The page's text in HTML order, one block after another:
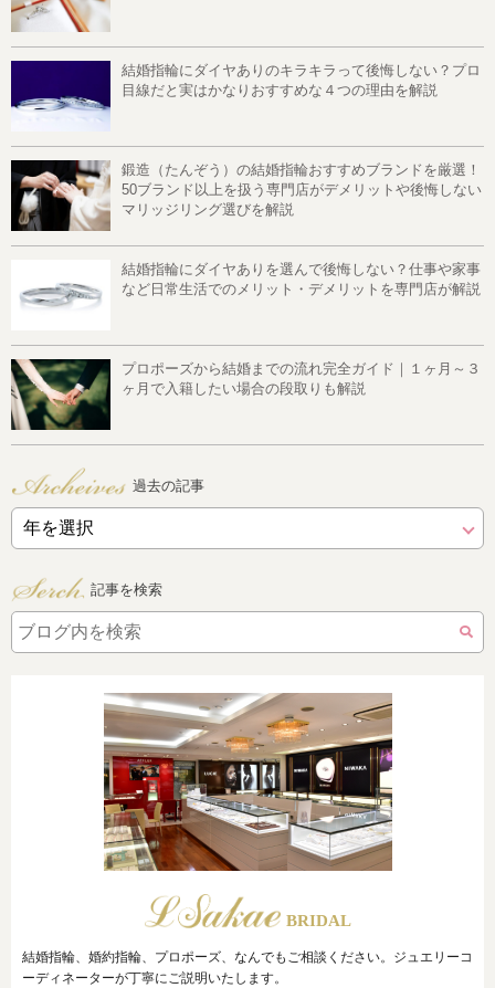
結婚指輪にダイヤありのキラキラって後悔しない？プロ
目線だと実はかなりおすすめな４つの理由を解説
鍛造（たんぞう）の結婚指輪おすすめブランドを厳選！
50ブランド以上を扱う専門店がデメリットや後悔しない
マリッジリング選びを解説
結婚指輪にダイヤありを選んで後悔しない？仕事や家事
など日常生活でのメリット・デメリットを専門店が解説
プロポーズから結婚までの流れ完全ガイド｜１ヶ月～３
ヶ月で入籍したい場合の段取りも解説
過去の記事
記事を検索
BRIDAL
結婚指輪、婚約指輪、プロポーズ、なんでもご相談ください。ジュエリーコ
ーディネーターが丁寧にご説明いたします。